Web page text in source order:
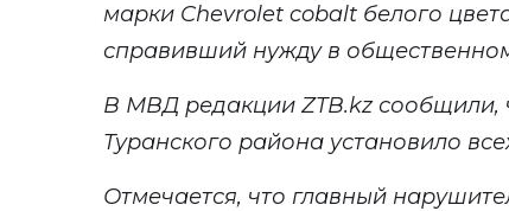
марки Chevrolet cobalt белого
справивший нужду в
В МВД редакции ZTB.kz сообщили,
Туранского района установило
Отмечается, что главный